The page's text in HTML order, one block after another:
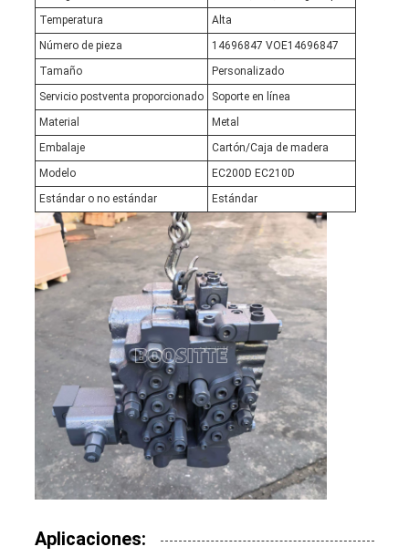
Temperatura
Alta
Número de pieza
14696847 VOE14696847
Tamaño
Personalizado
Servicio postventa proporcionado
Soporte en línea
Material
Metal
Embalaje
Cartón/Caja de madera
Modelo
EC200D EC210D
Estándar o no estándar
Estándar
Aplicaciones: